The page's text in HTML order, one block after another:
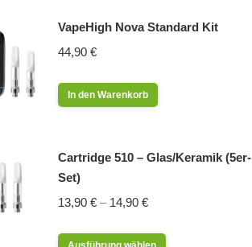
VapeHigh Nova Standard Kit
44,90 €
In den Warenkorb
Cartridge 510 – Glas/Keramik (5er-
Set)
13,90 €– 14,90 €